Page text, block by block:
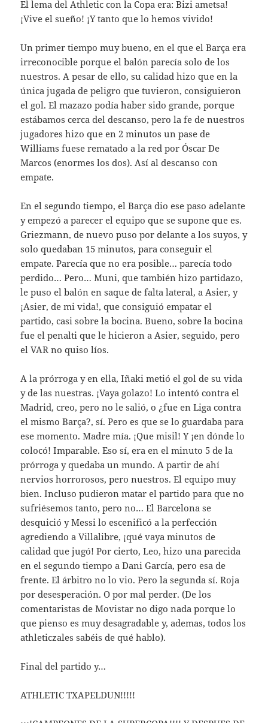
El lema del Athletic con la Copa era: Bizi ametsa!
¡Vive el sueño! ¡Y tanto que lo hemos vivido!
Un primer tiempo muy bueno, en el que el Barça era
irreconocible porque el balón parecía solo de los
nuestros. A pesar de ello, su calidad hizo que en la
única jugada de peligro que tuvieron, consiguieron
el gol. El mazazo podía haber sido grande, porque
estábamos cerca del descanso, pero la fe de nuestros
jugadores hizo que en 2 minutos un pase de
Williams fuese rematado a la red por Óscar De
Marcos (enormes los dos). Así al descanso con
empate.
En el segundo tiempo, el Barça dio ese paso adelante
y empezó a parecer el equipo que se supone que es.
Griezmann, de nuevo puso por delante a los suyos, y
solo quedaban 15 minutos, para conseguir el
empate. Parecía que no era posible… parecía todo
perdido… Pero… Muni, que también hizo partidazo,
le puso el balón en saque de falta lateral, a Asier, y
¡Asier, de mi vida!, que consiguió empatar el
partido, casi sobre la bocina. Bueno, sobre la bocina
fue el penalti que le hicieron a Asier, seguido, pero
el VAR no quiso líos.
A la prórroga y en ella, Iñaki metió el gol de su vida
y de las nuestras. ¡Vaya golazo! Lo intentó contra el
Madrid, creo, pero no le salió, o ¿fue en Liga contra
el mismo Barça?, sí. Pero es que se lo guardaba para
ese momento. Madre mía. ¡Que misil! Y ¡en dónde lo
colocó! Imparable. Eso sí, era en el minuto 5 de la
prórroga y quedaba un mundo. A partir de ahí
nervios horrorosos, pero nuestros. El equipo muy
bien. Incluso pudieron matar el partido para que no
sufriésemos tanto, pero no… El Barcelona se
desquició y Messi lo escenificó a la perfección
agrediendo a Villalibre, ¡qué vaya minutos de
calidad que jugó! Por cierto, Leo, hizo una parecida
en el segundo tiempo a Dani García, pero esa de
frente. El árbitro no lo vio. Pero la segunda sí. Roja
por desesperación. O por mal perder. (De los
comentaristas de Movistar no digo nada porque lo
que pienso es muy desagradable y, ademas, todos los
athleticzales sabéis de qué hablo).
Final del partido y…
ATHLETIC TXAPELDUN!!!!!